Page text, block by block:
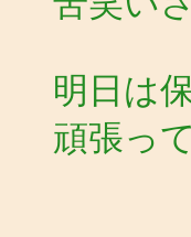
明日は
頑張っ